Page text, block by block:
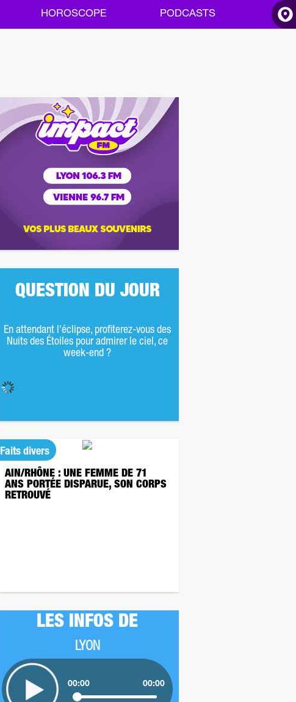
HOROSCOPE PODCASTS
QUESTION DU JOUR
En attendant l'éclipse, profiterez-vous des
Nuits des Étoiles pour admirer le ciel, ce
week-end ?
Faits divers
AIN/RHÔNE : UNE FEMME DE 71
ANS PORTÉE DISPARUE, SON CORPS
RETROUVÉ
LES INFOS DE
LYON
00:00 00:00